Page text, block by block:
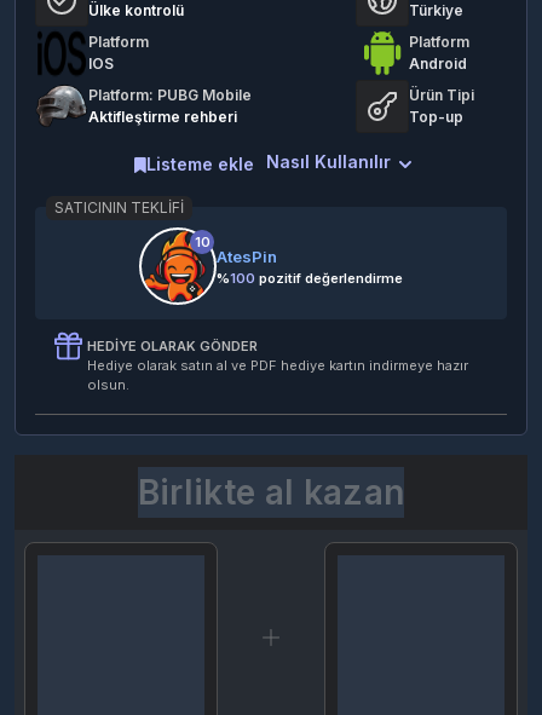
4 değerlendirme
Ülke kontrolü
Türkiye
Platform
IOS
Platform
Android
Platform: PUBG Mobile
Aktifleştirme rehberi
Ürün Tipi
Top-up
Nasıl Kullanılır
Listeme ekle
SATICININ TEKLIFI
10
AtesPin
%100 pozitif değerlendirme
HEDIYE OLARAK GÖNDER
Hediye olarak satın al ve PDF hediye kartın indirmeye hazır
olsun.
Birlikte al kazan